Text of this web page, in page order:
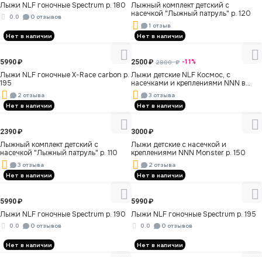
Лыжи NLF гоночные Spectrum р. 180
0 отзывов
0.0
Лыжный комплект детский с
насечкой "Лыжный патруль" р. 120
1 отзыв
Нет в наличии
5990₽
Лыжи NLF гоночные X-Race carbon р.
195
2 отзыва
Нет в наличии
2500₽ 2800 ₽ -11%
Лыжи детские NLF Космос, с
насечками и креплениями NNN в
чехле р. 110
3 отзыва
Нет в наличии
2390₽
Лыжный комплект детский с
насечкой "Лыжный патруль" р. 110
3 отзыва
Нет в наличии
3000₽
Лыжи детские с насечкой и
креплениями NNN Monster р. 150
2 отзыва
Нет в наличии
5990₽
Лыжи NLF гоночные Spectrum р. 190
0 отзывов
0.0
Нет в наличии
5990₽
Лыжи NLF гоночные Spectrum р. 195
0 отзывов
0.0
Нет в наличии Нет в наличии